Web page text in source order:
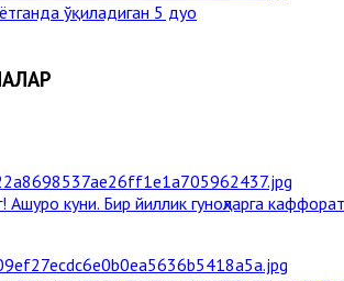
ўқиладиган 5 дуо
куни. Бир йиллик гуноҳларга